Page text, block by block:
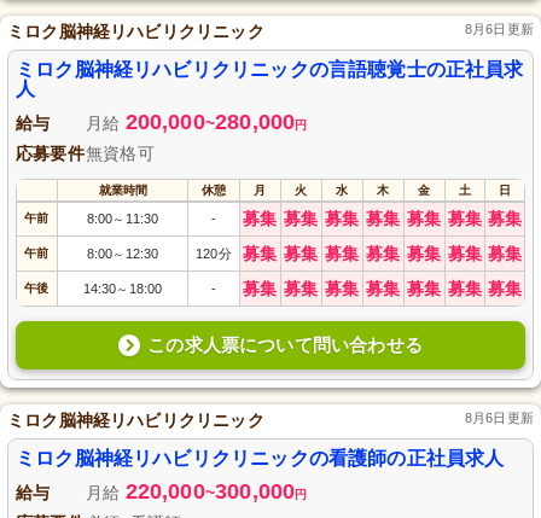
ミロク脳神経リハビリクリニック 8月6日更新
ミロク脳神経リハビリクリニックの言語聴覚士の正社員求
人
給与 月給 200,000~280,000円
応募要件無資格可
就業時間 休憩 月 火 水 木 金 土 日
午前 8:00～ 11:30 - 募集 募集 募集 募集 募集 募集 募集
午前 8:00～ 12:30 120分 募集 募集 募集 募集 募集 募集 募集
午後 14:30～ 18:00 - 募集 募集 募集 募集 募集 募集 募集
この求人票について問い合わせる
ミロク脳神経リハビリクリニック 8月6日更新
ミロク脳神経リハビリクリニックの看護師の正社員求人
給与 月給 220,000~300,000円